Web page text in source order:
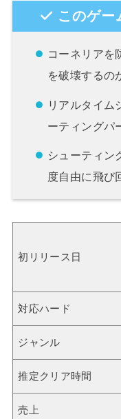
このゲー
コーネリアを
を破壊するの
リアルタイム
ーティングパ
シューティン
度自由に飛び
初リリース日
対応ハード
ジャンル
推定クリア時間
売上